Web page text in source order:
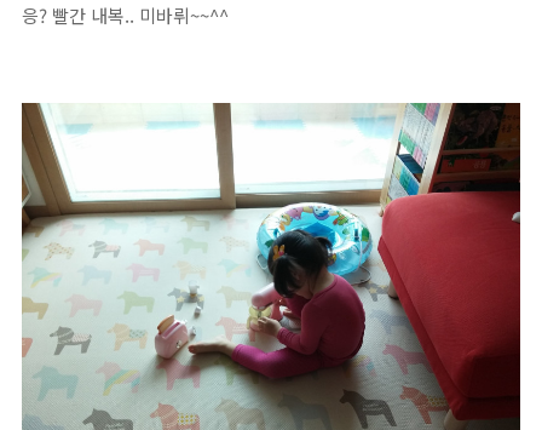
응? 빨간 내복.. 미바뤼~~^^